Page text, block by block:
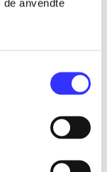
anvendte